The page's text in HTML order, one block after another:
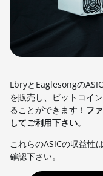
LbryとEaglesongの
を販売し、ビットコイ
ることができます！ フ
してご利用下さい。
これらのASICの収益性は
確認下さい。